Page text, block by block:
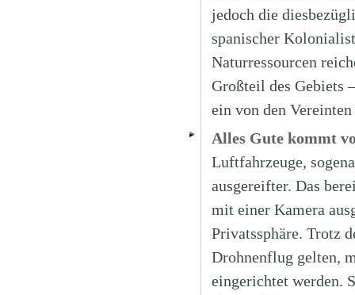
jedoch die
spanischer
Naturressourcen
Großteil des Gebiets
ein von den
Alles Gute kommt
Luftfahrzeuge,
ausgereifter. Das
mit einer Kamera
Privatssphäre. Trotz
Drohnenflug gelten,
eingerichtet werden.